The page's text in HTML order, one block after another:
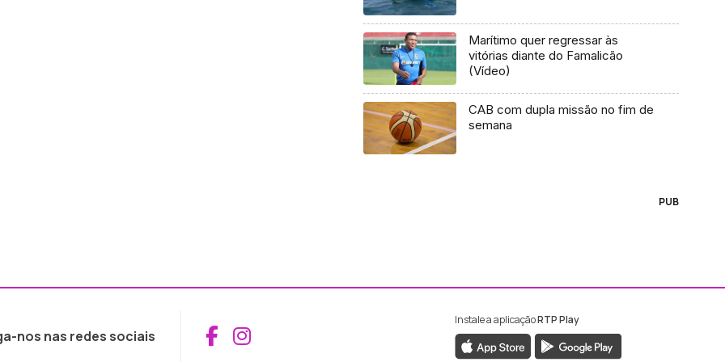
Marítimo quer regressar às
vitórias diante do Famalicão
(Vídeo)
CAB com dupla missão no fim de
semana
PUB
nos nas redes sociais Aceder ao Facebook da RTP Madeira
Aceder ao Instagram da RTP Madeira
Instale a aplicaçãoRTP Play